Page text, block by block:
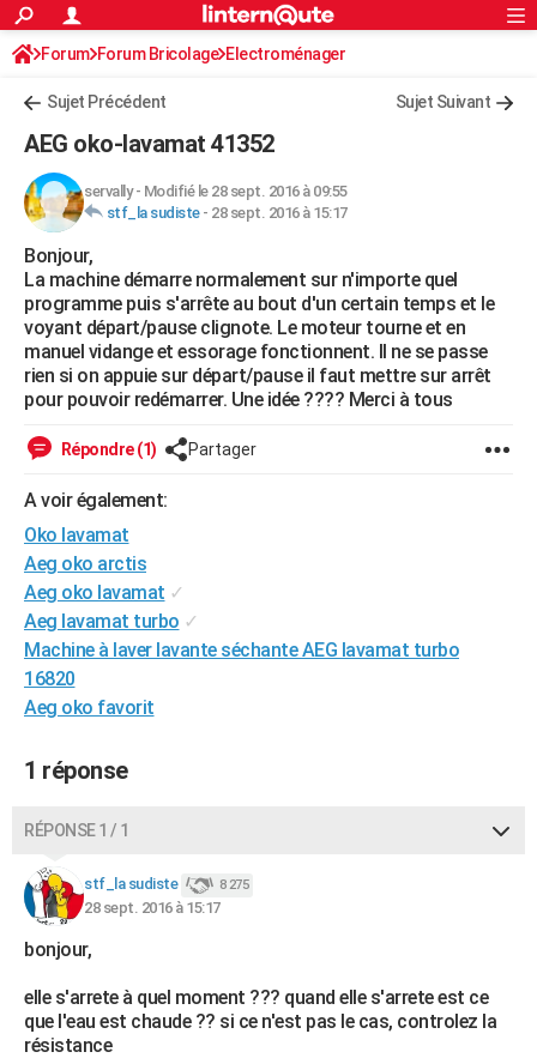
ACTUALITÉS
Politique
Société
Faits Divers
Education
Monde
Villes
+
FINANCE
Retraite
Impôts
Epargne
Immobilier
Risques naturels par ville
Banque
Assurance
Crédit
AUTO
Essais
Réserver un essai
Citadines
Berlines
SUV
Forum auto
+HIGH-TECH
Mobiles
Meilleur smartphone
Internet
Ordinateurs
Jeux vidéo
Guide high-tech
+BRICOLAGE
Forum
Aménagement intérieur
Extérieur
Cuisine
Salle de bains
Jardinage
Rangement
WEEK-END
Guides de France
Escapades
Patrimoine
Expositions
Musées
Week-end nature
+
Art de vivre
Bien-être
Loisirs
Mode
Modes de vie
Alimentation
Guide de la santé
Maladies
Médicaments
Sommeil
Destinations
City break
Voyage nature
Voyage de noces
Forum
Climat
+PHOTO
GUIDES D'ACHAT
BONS PLANS
CARTE DE VOEUX
DICTIONNAIRE
S'inscrire
Se connecter
Lycées
Collèges
Primaires
Universités
Entreprises
Service militaire
Avis de recherche
AVIS DE DÉCÈS
FORUM
Bricolage
Lifestyle
Culture
Sport
Auto
Television
Voyage
Cinema
S'inscrire
Connexion
Forum Forum Bricolage Electroménager
Sujet Précédent Sujet Suivant
AEG oko-lavamat 41352
servally- Modifié le 28 sept. 2016 à 09:55
stf_la sudiste- 28 sept. 2016 à 15:17
Bonjour,
La machine démarre normalement sur n'importe quel
programme puis s'arrête au bout d'un certain temps et le
voyant départ/pause clignote. Le moteur tourne et en
manuel vidange et essorage fonctionnent. Il ne se passe
rien si on appuie sur départ/pause il faut mettre sur arrêt
pour pouvoir redémarrer. Une idée ???? Merci à tous
Répondre (1) Partager
A voir également:
Oko lavamat
Aeg oko arctis
Aeg oko lavamat ✓
Aeg lavamat turbo ✓
Machine à laver lavante séchante AEG lavamat turbo
16820
Aeg oko favorit
1 réponse
RÉPONSE 1 / 1
stf_la sudiste 8 275
28 sept. 2016 à 15:17
bonjour,
elle s'arrete à quel moment ??? quand elle s'arrete est ce
que l'eau est chaude ?? si ce n'est pas le cas, controlez la
résistance